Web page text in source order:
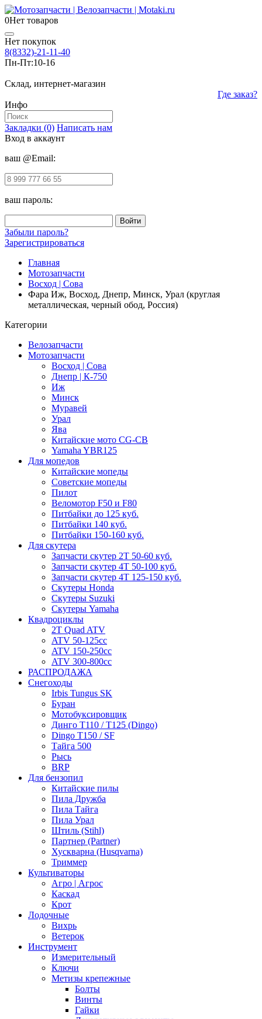
0Нет товаров
Нет покупок
8(8332)-21-11-40
Пн-Пт:10-16
Склад, интернет-магазин
Где заказ?
Инфо
Закладки (0) Написать нам
Вход в аккаунт
ваш @Email:
ваш пароль:
Забыли пароль?
Зарегистрироваться
Главная
Мотозапчасти
Восход | Сова
Фара Иж, Восход, Днепр, Минск, Урал (круглая
металлическая, черный обод, Россия)
Категории
Велозапчасти
Мотозапчасти
Восход | Сова
Днепр | К-750
Иж
Минск
Муравей
Урал
Ява
Китайские мото CG-CB
Yamaha YBR125
Для мопедов
Китайские мопеды
Советские мопеды
Пилот
Веломотор F50 и F80
Питбайки до 125 куб.
Питбайки 140 куб.
Питбайки 150-160 куб.
Для скутера
Запчасти скутер 2Т 50-60 куб.
Запчасти скутер 4Т 50-100 куб.
Запчасти скутер 4Т 125-150 куб.
Скутеры Honda
Скутеры Suzuki
Скутеры Yamaha
Квадроциклы
2T Quad ATV
ATV 50-125cc
ATV 150-250cc
ATV 300-800cc
РАСПРОДАЖА
Снегоходы
Irbis Tungus SK
Буран
Мотобуксировщик
Динго T110 / T125 (Dingo)
Dingo T150 / SF
Тайга 500
Рысь
BRP
Для бензопил
Китайские пилы
Пила Дружба
Пила Тайга
Пила Урал
Штиль (Stihl)
Партнер (Partner)
Хускварна (Husqvarna)
Триммер
Культиваторы
Агро | Агрос
Каскад
Крот
Лодочные
Вихрь
Ветерок
Инструмент
Измерительный
Ключи
Метизы крепежные
Болты
Винты
Гайки